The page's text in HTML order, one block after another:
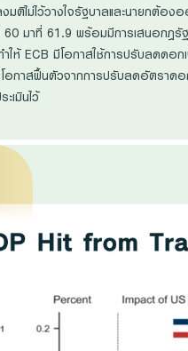
ไม่ไว้วางใจรัฐบาลและนายกต้อง
มาที่ 61.9 พร้อมมีการเสนอกฎ
ให้ ECB มีโอกาสใช้การปรับลดดอ
าสฟื้นตัวจากการปรับลดอัตราดอก
เมินไว้